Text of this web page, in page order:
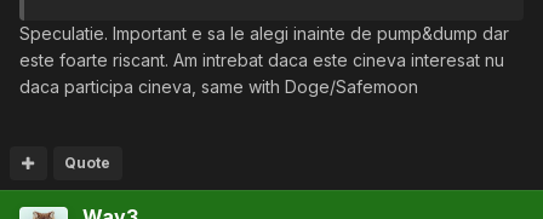
Speculatie. Important e sa le alegi inainte de pump&dump dar
este foarte riscant. Am intrebat daca este cineva interesat nu
daca participa cineva, same with Doge/Safemoon
Quote